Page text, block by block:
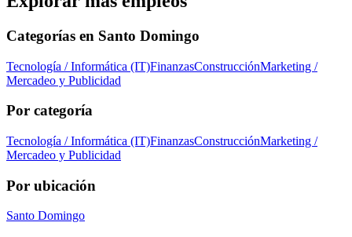
Categorías en Santo Domingo
Tecnología / Informática (IT)FinanzasConstrucciónMarketing /
Mercadeo y Publicidad
Por categoría
Tecnología / Informática (IT)FinanzasConstrucciónMarketing /
Mercadeo y Publicidad
Por ubicación
Santo Domingo